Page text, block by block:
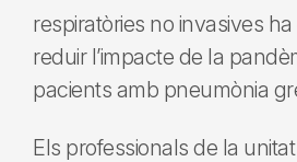
respiratòries no invasives
reduir l’impacte de la
pacients amb pneumònia
Els professionals de la